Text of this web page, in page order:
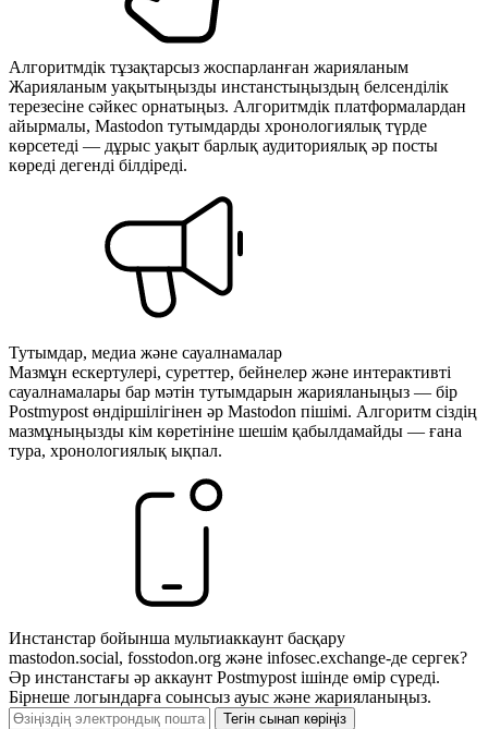
Алгоритмдік тұзақтарсыз жоспарланған жарияланым
Жарияланым уақытыңызды инстанстыңыздың белсенділік
терезесіне сәйкес орнатыңыз. Алгоритмдік платформалардан
айырмалы, Mastodon тутымдарды хронологиялық түрде
көрсетеді — дұрыс уақыт барлық аудиториялық әр посты
көреді дегенді білдіреді.
Тутымдар, медиа және сауалнамалар
Мазмұн ескертулері, суреттер, бейнелер және интерактивті
сауалнамалары бар мәтін тутымдарын жарияланыңыз — бір
Postmypost өндіршілігінен әр Mastodon пішімі. Алгоритм сіздің
мазмұныңызды кім көретініне шешім қабылдамайды — ғана
тура, хронологиялық ықпал.
Инстанстар бойынша мультиаккаунт басқару
mastodon.social, fosstodon.org және infosec.exchange-де сергек?
Әр инстанстағы әр аккаунт Postmypost ішінде өмір сүреді.
Бірнеше логындарға соынсыз ауыс және жарияланыңыз.
Тегін сынап көріңіз